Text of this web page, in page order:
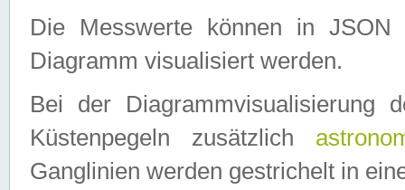
Die Messwerte können in
Diagramm visualisiert werden.
Bei der Diagrammvisualisierung
Küstenpegeln zusätzlich
Ganglinien werden gestrichelt in